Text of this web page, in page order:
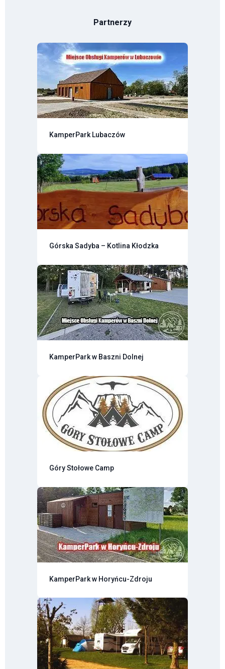
Partnerzy
KamperPark Lubaczów
Górska Sadyba – Kotlina Kłodzka
KamperPark w Baszni Dolnej
Góry Stołowe Camp
KamperPark w Horyńcu-Zdroju